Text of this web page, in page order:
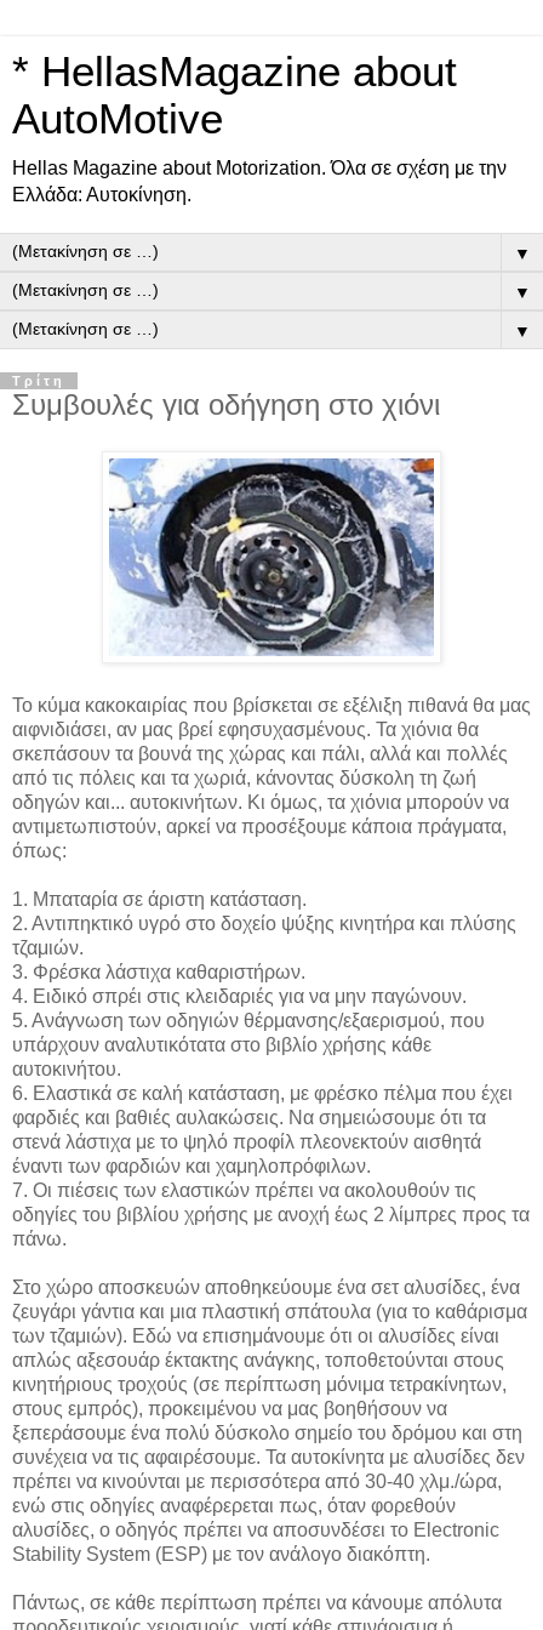
* HellasMagazine about
AutoMotive
Ηellas Μagazine about Motorization. Όλα σε σχέση με την
Ελλάδα: Αυτοκίνηση.
▼
▼
▼
Τρίτη
Συμβουλές για οδήγηση στο χιόνι
Το κύμα κακοκαιρίας που βρίσκεται σε εξέλιξη πιθανά θα μας
αιφνιδιάσει, αν μας βρεί εφησυχασμένους. Τα χιόνια θα
σκεπάσουν τα βουνά της χώρας και πάλι, αλλά και πολλές
από τις πόλεις και τα χωριά, κάνοντας δύσκολη τη ζωή
οδηγών και... αυτοκινήτων. Κι όμως, τα χιόνια μπορούν να
αντιμετωπιστούν, αρκεί να προσέξουμε κάποια πράγματα,
όπως:
1. Μπαταρία σε άριστη κατάσταση.
2. Αντιπηκτικό υγρό στο δοχείο ψύξης κινητήρα και πλύσης
τζαμιών.
3. Φρέσκα λάστιχα καθαριστήρων.
4. Ειδικό σπρέι στις κλειδαριές για να μην παγώνουν.
5. Ανάγνωση των οδηγιών θέρμανσης/εξαερισμού, που
υπάρχουν αναλυτικότατα στο βιβλίο χρήσης κάθε
αυτοκινήτου.
6. Ελαστικά σε καλή κατάσταση, με φρέσκο πέλμα που έχει
φαρδιές και βαθιές αυλακώσεις. Nα σημειώσουμε ότι τα
στενά λάστιχα με το ψηλό προφίλ πλεονεκτούν αισθητά
έναντι των φαρδιών και χαμηλοπρόφιλων.
7. Οι πιέσεις των ελαστικών πρέπει να ακολουθούν τις
οδηγίες του βιβλίου χρήσης με ανοχή έως 2 λίμπρες προς τα
πάνω.
Στο χώρο αποσκευών αποθηκεύουμε ένα σετ αλυσίδες, ένα
ζευγάρι γάντια και μια πλαστική σπάτουλα (για το καθάρισμα
των τζαμιών). Εδώ να επισημάνουμε ότι οι αλυσίδες είναι
απλώς αξεσουάρ έκτακτης ανάγκης, τοποθετούνται στους
κινητήριους τροχούς (σε περίπτωση μόνιμα τετρακίνητων,
στους εμπρός), προκειμένου να μας βοηθήσουν να
ξεπεράσουμε ένα πολύ δύσκολο σημείο του δρόμου και στη
συνέχεια να τις αφαιρέσουμε. Τα αυτοκίνητα με αλυσίδες δεν
πρέπει να κινούνται με περισσότερα από 30-40 χλμ./ώρα,
ενώ στις οδηγίες αναφέρερεται πως, όταν φορεθούν
αλυσίδες, ο οδηγός πρέπει να αποσυνδέσει το Electronic
Stability System (ESP) με τον ανάλογο διακόπτη.
Πάντως, σε κάθε περίπτωση πρέπει να κάνουμε απόλυτα